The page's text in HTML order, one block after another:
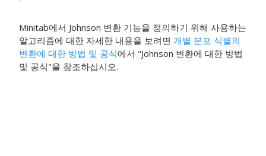
Minitab에서 Johnson 변환 기능을 정의하기 위해 사용하는
알고리즘에 대한 자세한 내용을 보려면 개별 분포 식별의
변환에 대한 방법 및 공식에서 "Johnson 변환에 대한 방법
및 공식"을 참조하십시오.